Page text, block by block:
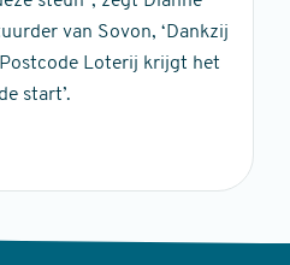
van Sovon, ‘Dankzij
Loterij krijgt het
start’.